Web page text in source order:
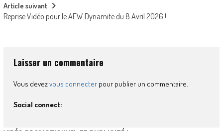
Article suivant
Reprise Vidéo pour le AEW Dynamite du 8 Avril 2026 !
Laisser un commentaire
Vous devezvous connecterpour publier un commentaire.
Social connect: